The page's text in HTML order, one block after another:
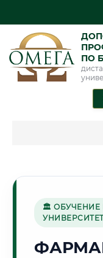
ПО
🏛 ОБУЧЕНИЕ